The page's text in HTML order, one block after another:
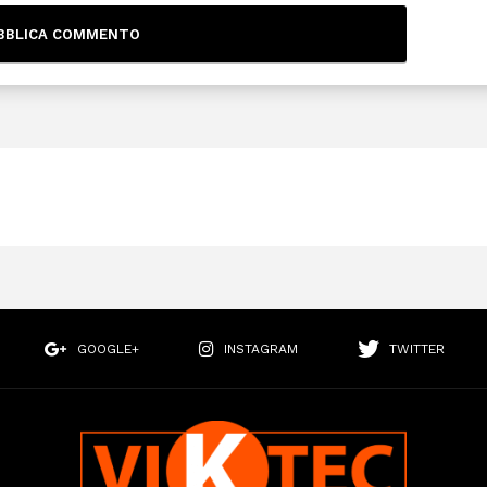
GOOGLE+ INSTAGRAM TWITTER